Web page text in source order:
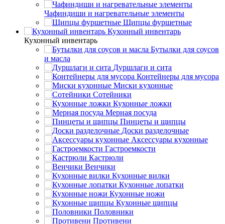
Чафиндиши и нагревательные элементы
Щипцы фуршетные
Кухонный инвентарь
Кухонный инвентарь
Бутылки для соусов
и масла
Дуршлаги и сита
Контейнеры для мусора
Миски кухонные
Сотейники
Кухонные ложки
Мерная посуда
Пинцеты и щипцы
Доски разделочные
Аксессуары кухонные
Гастроемкости
Кастрюли
Венчики
Кухонные вилки
Кухонные лопатки
Кухонные ножи
Кухонные щипцы
Половники
Противени